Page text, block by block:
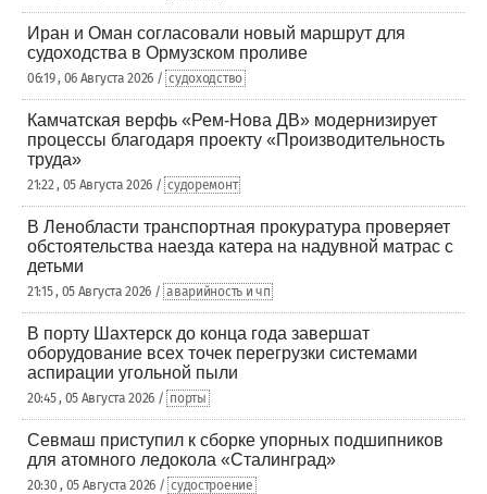
Иран и Оман согласовали новый маршрут для
судоходства в Ормузском проливе
06:19 , 06 Августа 2026 / судоходство
Камчатская верфь «Рем-Нова ДВ» модернизирует
процессы благодаря проекту «Производительность
труда»
21:22 , 05 Августа 2026 / судоремонт
В Ленобласти транспортная прокуратура проверяет
обстоятельства наезда катера на надувной матрас с
детьми
21:15 , 05 Августа 2026 / аварийность и чп
В порту Шахтерск до конца года завершат
оборудование всех точек перегрузки системами
аспирации угольной пыли
20:45 , 05 Августа 2026 / порты
Севмаш приступил к сборке упорных подшипников
для атомного ледокола «Сталинград»
20:30 , 05 Августа 2026 / судостроение